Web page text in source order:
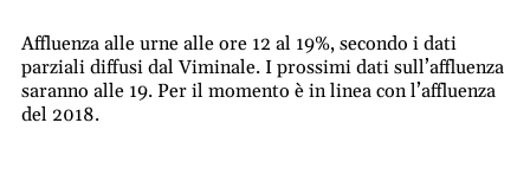
Affluenza alle urne alle ore 12 al 19%, secondo i dati
parziali diffusi dal Viminale. I prossimi dati sull’affluenza
saranno alle 19. Per il momento è in linea con l’affluenza
del 2018.